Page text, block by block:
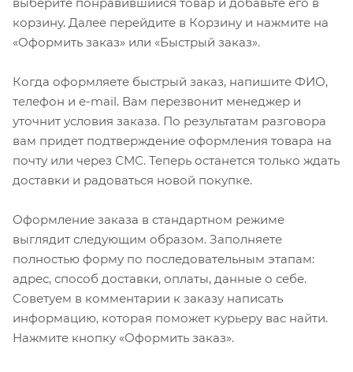
корзину. Далее перейдите в Корзину и нажмите на
«Оформить заказ» или «Быстрый заказ».
Когда оформляете быстрый заказ, напишите ФИО,
телефон и e-mail. Вам перезвонит менеджер и
уточнит условия заказа. По результатам разговора
вам придет подтверждение оформления товара на
почту или через СМС. Теперь останется только ждать
доставки и радоваться новой покупке.
Оформление заказа в стандартном режиме
выглядит следующим образом. Заполняете
полностью форму по последовательным этапам:
адрес, способ доставки, оплаты, данные о себе.
Советуем в комментарии к заказу написать
информацию, которая поможет курьеру вас найти.
Нажмите кнопку «Оформить заказ».